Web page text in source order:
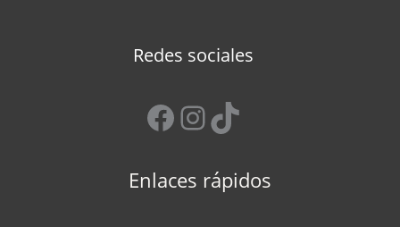
Redes sociales
Facebook
Instagram
TikTok
Enlaces rápidos